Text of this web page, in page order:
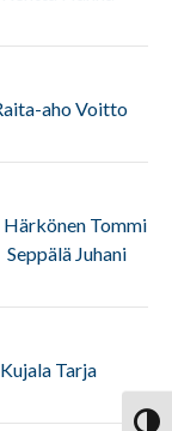
aho Voitto
Tommi
Juhani
Tarja